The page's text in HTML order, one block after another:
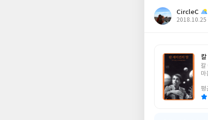
CircleC
작
2018.10.25
글
쓴
칼
마
평